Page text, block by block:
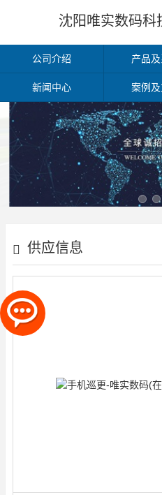
沈阳唯实数码科
公司介绍 产品
新闻中心 案例
供应信息